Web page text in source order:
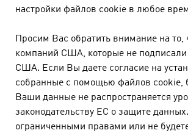
С помощью
пожилых людей: биодатчики
необходимости приема
или патронажными службами.
настройки файлов cookie в любое
Просим Вас обратить внимание на
компаний США, которые не
США. Если Вы даете согласие на
собранные с помощью файлов cookie,
Ваши данные не распространяется
законодательству ЕС о защите
ограниченными правами или не